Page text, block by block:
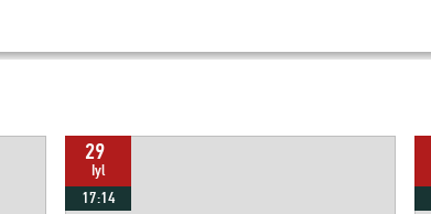
29
Iyl
17:14